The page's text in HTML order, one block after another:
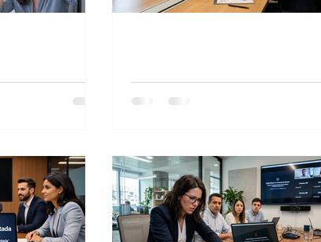
la
una reunión
los participantes
No hay audio en
videoconferencia Zoom
las causas más comunes y las
paso a paso para resolverlo